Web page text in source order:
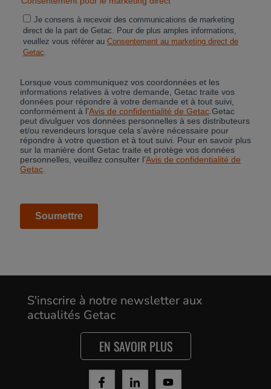
S'inscrire à notre newsletter aux
actualités Getac
EN SAVOIR PLUS